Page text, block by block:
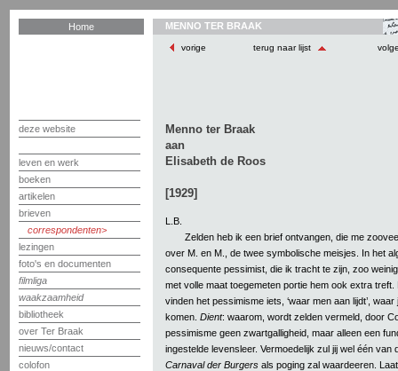
Home
deze website
leven en werk
boeken
artikelen
brieven
correspondenten
lezingen
foto's en documenten
filmliga
waakzaamheid
bibliotheek
over Ter Braak
nieuws/contact
colofon
MENNO TER BRAAK
vorige terug naar lijst
Menno ter Braak
aan
Elisabeth de Roos
[1929]
L.B.
Zelden heb ik een brief ontvangen, die me
over M. en M., de twee symbolische meisjes. In het
consequente pessimist, die ik tracht te zijn, zoo
met volle maat toegemeten portie hem ook extra
vinden het pessimisme iets, ‘waar men aan lijdt’,
komen. Dient: waarom, wordt zelden vermeld, door
pessimisme geen zwartgalligheid, maar alleen een
ingestelde levensleer. Vermoedelijk zul jij wel één van
Carnaval der Burgers als poging zal waardeeren.